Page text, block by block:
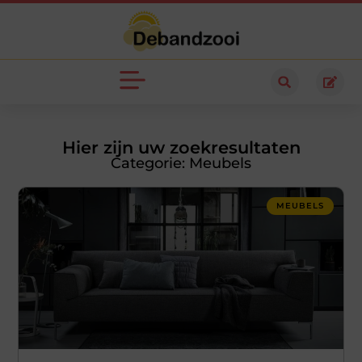
Hier zijn uw zoekresultaten
Categorie: Meubels
MEUBELS